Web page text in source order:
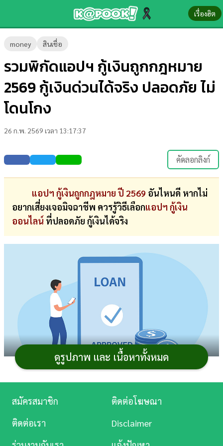
เรื่องฮิต
money สินเชื่อ
รวมพิกัดแอปฯ กู้เงินถูกกฎหมาย
2569 กู้เงินด่วนได้จริง ปลอดภัย ไม่
โดนโกง
26 ก.พ. 2569 เวลา 13:17:37
คัดลอกลิงก์
แอปฯ กู้เงินถูกกฎหมาย ปี 2569 อันไหนดี หากไม่
อยากเสี่ยงเจอมิจฉาชีพ ควรรู้วิธีเลือกแอปฯ กู้เงิน
ออนไลน์ ที่ปลอดภัย กู้เงินได้จริง
การขอสินเชื่อ
หรือกู้เงินเป็นอีกหนึ่งทางเลือกที่ช่วย
เสริมสภาพคล่องทาง
ได้ โดยเฉพาะในยุคที่มีบริการ
ดูรูปภาพ และ เนื้อหาทั้งหมด
ข่าว-
ความ
รู้
บันเทิง
ตรวจ
หวย
บอล
สด
บันเทิง
ดู
หนัง
สมัครสมาชิก
ติดต่อโฆษณา
ติดต่อเรา
Disclaimer